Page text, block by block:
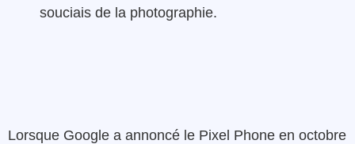
souciais de la photographie.
Lorsque Google a annoncé le Pixel Phone en octobre